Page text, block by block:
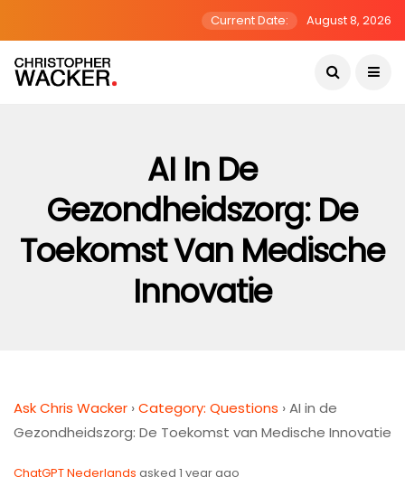
Current Date: August 8, 2026
AI In De
Gezondheidszorg: De
Toekomst Van Medische
Innovatie
Ask Chris Wacker ›Category: Questions ›AI in de
Gezondheidszorg: De Toekomst van Medische Innovatie
ChatGPT Nederlands asked 1 year ago